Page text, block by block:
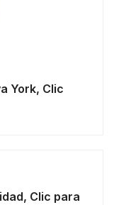
York, Clic
Clic para